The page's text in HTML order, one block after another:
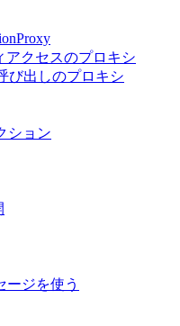
アクセスのプロキシ
び出しのプロキシ
ション
ージを使う